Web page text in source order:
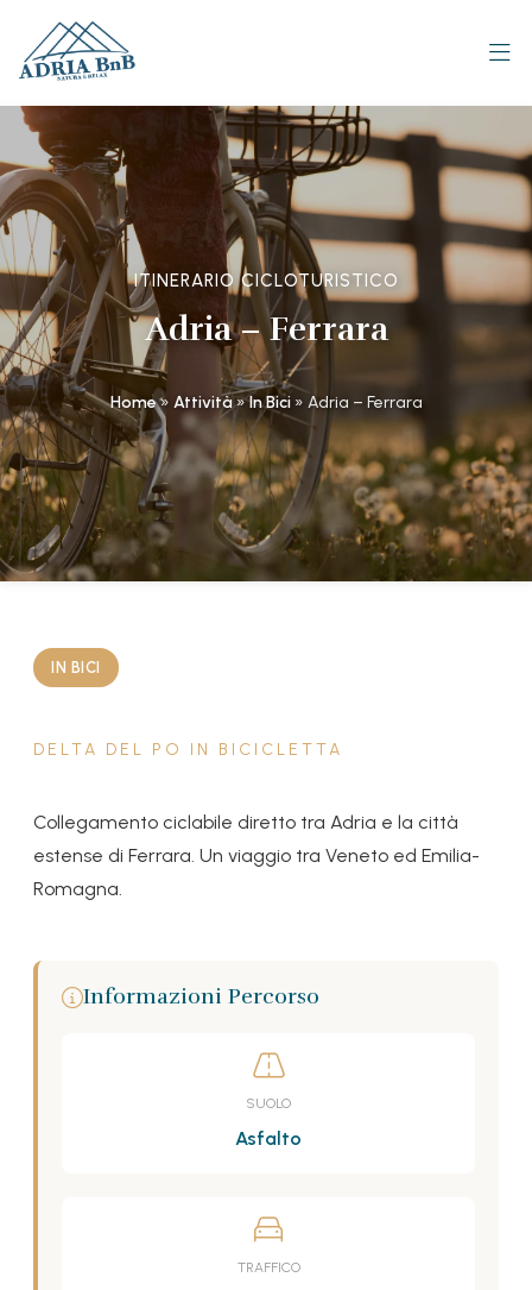
ITINERARIO CICLOTURISTICO
Adria – Ferrara
Home» Attività»In Bici» Adria – Ferrara
IN BICI
DELTA DEL PO IN BICICLETTA
Collegamento ciclabile diretto tra Adria e la città
estense di Ferrara. Un viaggio tra Veneto ed Emilia-
Romagna.
Informazioni Percorso
SUOLO
Asfalto
TRAFFICO